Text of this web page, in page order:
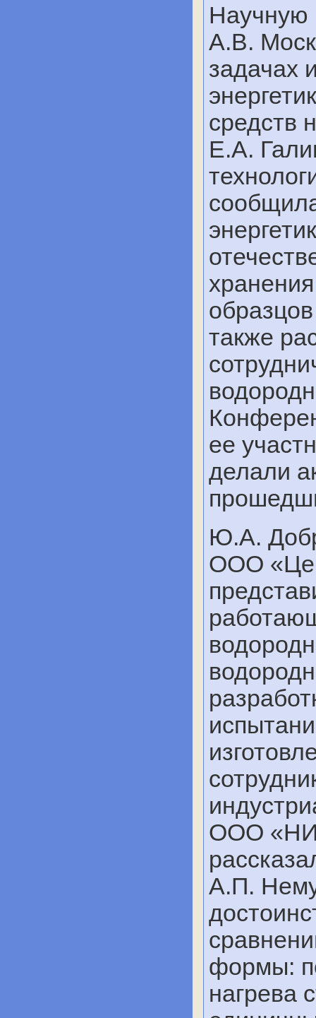
Научную
А.В.
задачах
средств
Е.А.
также
ее
делали
Ю.А.
ООО
ООО
А.П.
формы:
нагрева